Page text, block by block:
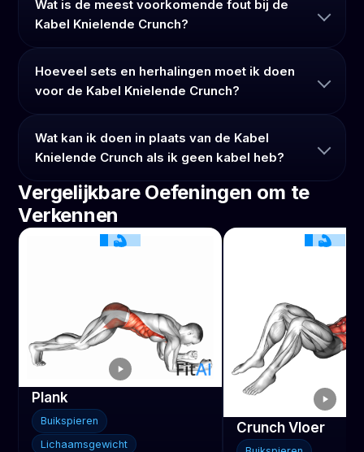
Wat is de meest voorkomende fout bij de
Kabel Knielende Crunch?
Hoeveel sets en herhalingen moet ik doen
voor de Kabel Knielende Crunch?
Wat kan ik doen in plaats van de Kabel
Knielende Crunch als ik geen kabel heb?
Vergelijkbare Oefeningen om te
Verkennen
Plank
Buikspieren
Lichaamsgewicht
Crunch Vloer